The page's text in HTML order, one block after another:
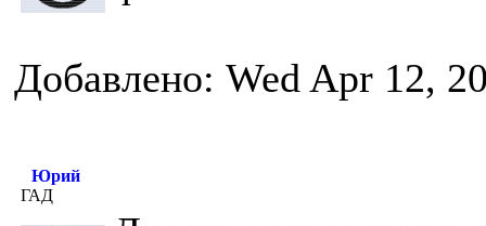
Добавлено: Wed Apr 12,
Юрий
ГАД